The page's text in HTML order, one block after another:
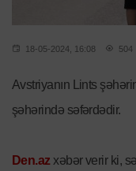
18-05-2024, 16:08 504
Avstriyanın Lints
şəhərində səfərdədir.
Den.az xəbər verir ki,